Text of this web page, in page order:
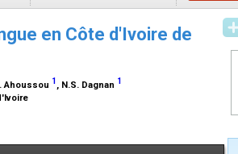
en Côte d'Ivoire de
Ahoussou 1 , N.S. Dagnan 1